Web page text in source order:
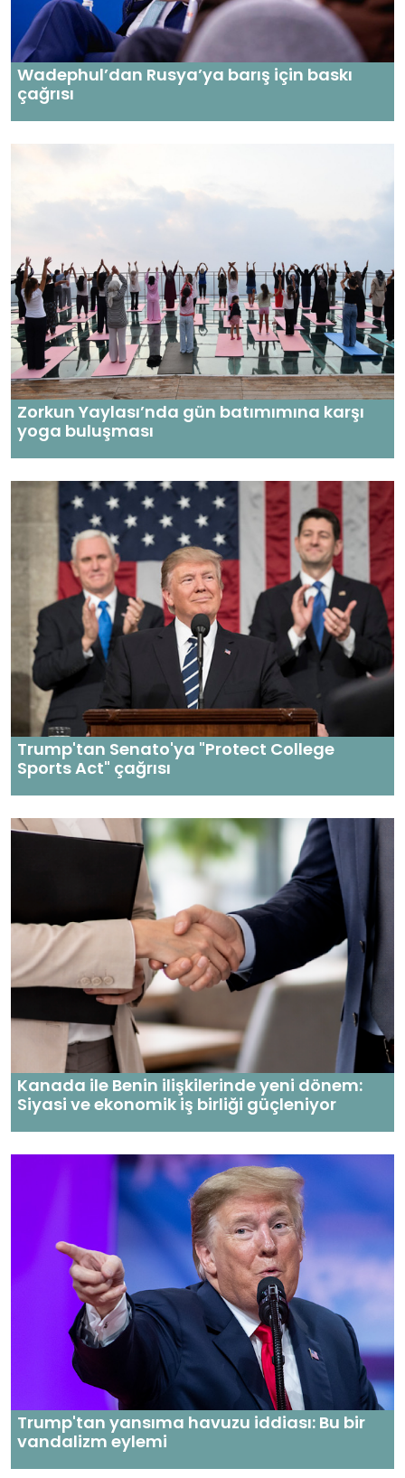
Wadephul’dan Rusya’ya barış için baskı
çağrısı
Zorkun Yaylası’nda gün batımımına karşı
yoga buluşması
Trump'tan Senato'ya "Protect College
Sports Act" çağrısı
Kanada ile Benin ilişkilerinde yeni dönem:
Siyasi ve ekonomik iş birliği güçleniyor
Trump'tan yansıma havuzu iddiası: Bu bir
vandalizm eylemi